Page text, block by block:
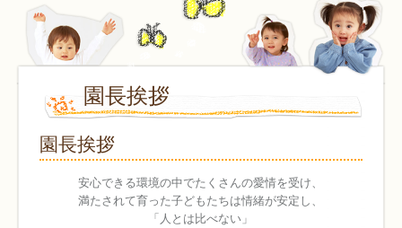
園長挨拶
園長挨拶
安心できる環境の中でたくさんの愛情を受け、
満たされて育った子どもたちは情緒が安定し、
「人とは比べない」